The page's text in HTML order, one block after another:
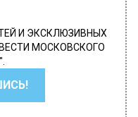
И ЭКСКЛЮЗИВНЫХ
МОСКОВСКОГО